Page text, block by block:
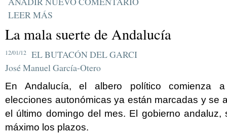
LEER MÁS
La mala suerte de Andalucía
12/01/12
EL BUTACÓN DEL GARCI
José Manuel García-Otero
En Andalucía, el albero político comienza
elecciones autonómicas ya están marcadas y se
el último domingo del mes. El gobierno andaluz,
máximo los plazos.